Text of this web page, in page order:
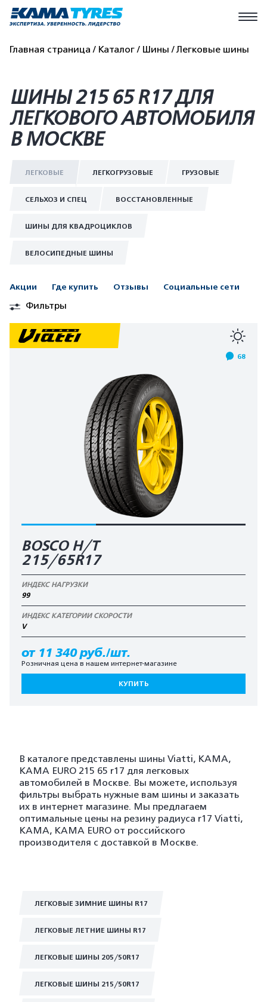
Главная страница Каталог Шины Легковые шины
ШИНЫ 215 65 R17 ДЛЯ
ЛЕГКОВОГО АВТОМОБИЛЯ
В МОСКВЕ
ЛЕГКОВЫЕ ЛЕГКОГРУЗОВЫЕ ГРУЗОВЫЕ
СЕЛЬХОЗ И СПЕЦ ВОССТАНОВЛЕННЫЕ
ШИНЫ ДЛЯ КВАДРОЦИКЛОВ
ВЕЛОСИПЕДНЫЕ ШИНЫ
Акции Где купить Отзывы Социальные сети
Фильтры
68
BOSCO H/T
215/65R17
ИНДЕКС НАГРУЗКИ
99
ИНДЕКС КАТЕГОРИИ СКОРОСТИ
V
от 11 340 руб./шт.
Розничная цена в нашем интернет-магазине
КУПИТЬ
В каталоге представлены шины Viatti, KAMA,
KAMA EURO 215 65 r17 для легковых
автомобилей в Москве. Вы можете, используя
фильтры выбрать нужные вам шины и заказать
их в интернет магазине. Мы предлагаем
оптимальные цены на резину радиуса r17 Viatti,
KAMA, KAMA EURO от российского
производителя с доставкой в Москве.
ЛЕГКОВЫЕ ЗИМНИЕ ШИНЫ R17
ЛЕГКОВЫЕ ЛЕТНИЕ ШИНЫ R17
ЛЕГКОВЫЕ ШИНЫ 205/50R17
ЛЕГКОВЫЕ ШИНЫ 215/50R17